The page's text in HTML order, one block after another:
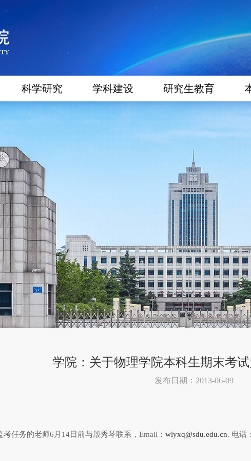
科学研究 学科建设 研究生教育
学院：关于物理学院本科生期末考
发布日期：2013-06-09
任务的老师6月14日前与殷秀琴联系，Email： wlyxq@sdu.edu.cn. 电话